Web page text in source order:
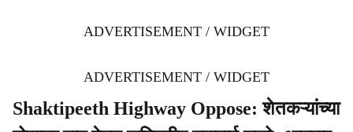
ADVERTISEMENT / WIDGET
ADVERTISEMENT / WIDGET
Shaktipeeth Highway Oppose: शेतकऱ्यांच्या